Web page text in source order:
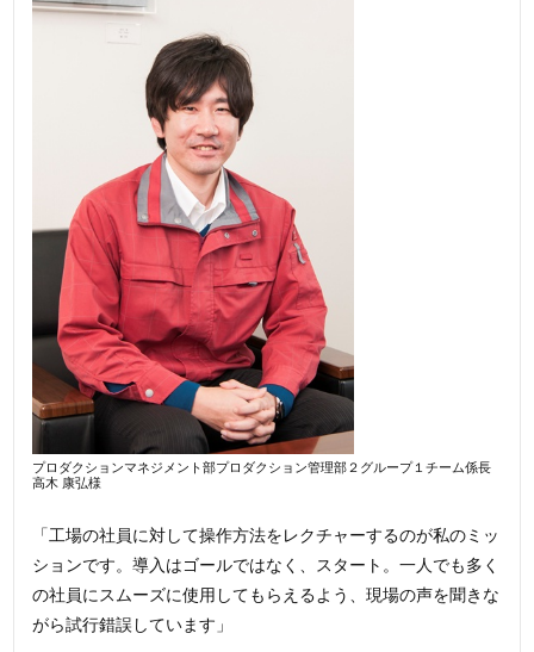
プロダクションマネジメント部プロダクション管理部２グループ１チーム係長
高木 康弘様
「工場の社員に対して操作方法をレクチャーするのが私のミッ
ションです。導入はゴールではなく、スタート。一人でも多く
の社員にスムーズに使用してもらえるよう、現場の声を聞きな
がら試行錯誤しています」